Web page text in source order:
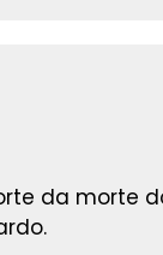
da morte